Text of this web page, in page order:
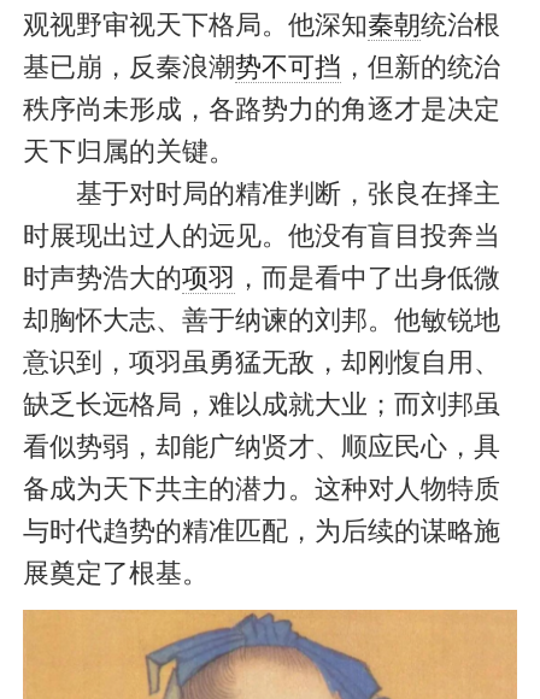
观视野审视天下格局。他深知秦朝统治根
基已崩，反秦浪潮势不可挡 ，但新的统治
秩序尚未形成，各路势力的角逐才是决定
天下归属的关键。
基于对时局的精准判断，张良在择主
时展现出过人的远见。他没有盲目投奔当
时声势浩大的项羽 ，而是看中了出身低微
却胸怀大志、善于纳谏的刘邦。他敏锐地
意识到，项羽虽勇猛无敌，却刚愎自用、
缺乏长远格局，难以成就大业；而刘邦虽
看似势弱，却能广纳贤才、顺应民心，具
备成为天下共主的潜力。这种对人物特质
与时代趋势的精准匹配，为后续的谋略施
展奠定了根基。